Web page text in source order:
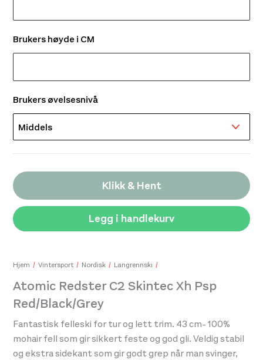
Hjem Vintersport Nordisk Langrennski
Atomic Redster C2 Skintec Xh Psp
Red/Black/Grey
Fantastisk felleski for tur og lett trim. 43 cm- 100%
mohair fell som gir sikkert feste og god gli. Veldig stabil
og ekstra sidekant som gir godt grep når man svinger,
Brukers høyde i CM
Brukers øvelsesnivå
Klikk & Hent
Legg i handlekurv